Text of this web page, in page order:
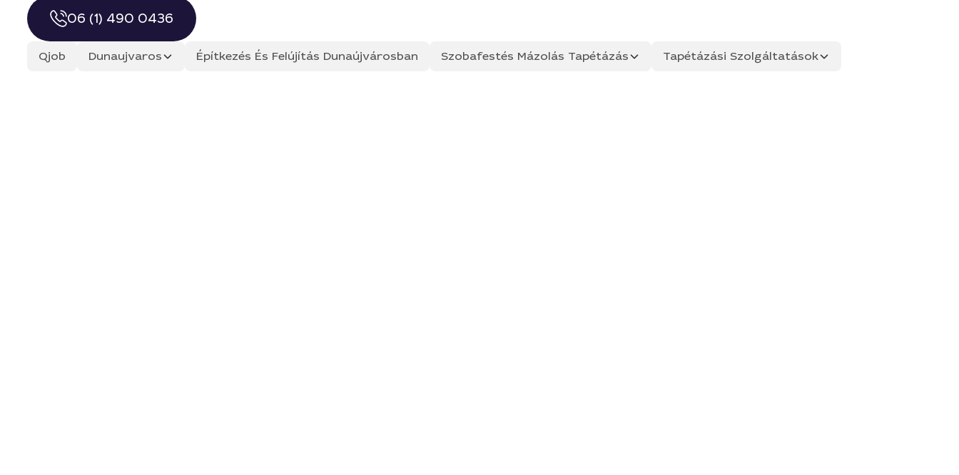
06 (1) 490 0436
Qjob Dunaujvaros Építkezés És Felújítás Dunaújvárosban Szobafestés Mázolás Tapétázás Tapétázási Szolgáltatások